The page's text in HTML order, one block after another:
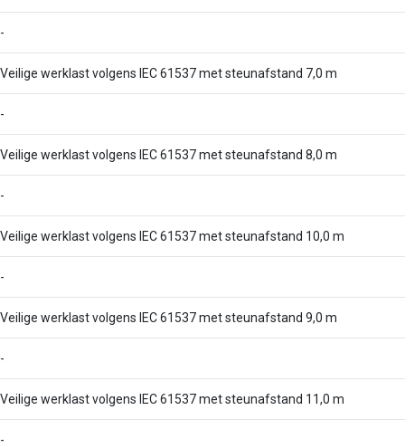
-
Veilige werklast volgens IEC 61537 met steunafstand 7,0 m
-
Veilige werklast volgens IEC 61537 met steunafstand 8,0 m
-
Veilige werklast volgens IEC 61537 met steunafstand 10,0 m
-
Veilige werklast volgens IEC 61537 met steunafstand 9,0 m
-
Veilige werklast volgens IEC 61537 met steunafstand 11,0 m
-